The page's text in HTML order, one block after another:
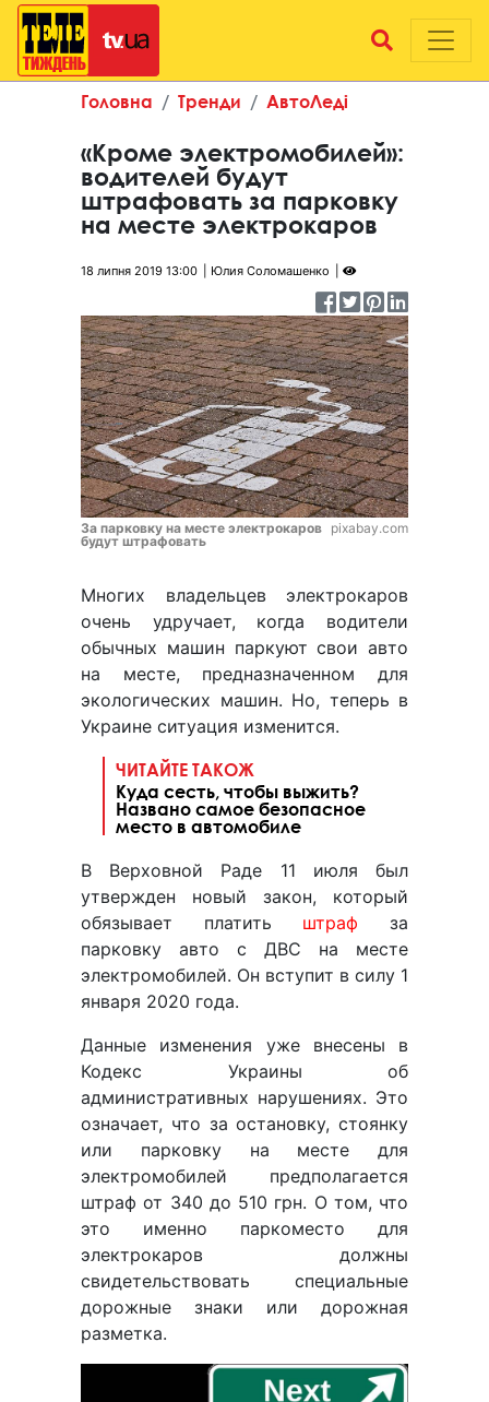
Головна Тренди АвтоЛеді
«Кроме электромобилей»:
водителей будут
штрафовать за парковку
на месте электрокаров
18 липня 2019 13:00 Юлия Соломашенко
За парковку на месте электрокаров
будут штрафовать
pixabay.com
Многих владельцев электрокаров
очень удручает, когда водители
обычных машин паркуют свои авто
на месте, предназначенном для
экологических машин. Но, теперь в
Украине ситуация изменится.
ЧИТАЙТЕ ТАКОЖ
Куда сесть, чтобы выжить?
Названо самое безопасное
место в автомобиле
В Верховной Раде 11 июля был
утвержден новый закон, который
обязывает платить штраф за
парковку авто с ДВС на месте
электромобилей. Он вступит в силу 1
января 2020 года.
Данные изменения уже внесены в
Кодекс Украины об
административных нарушениях. Это
означает, что за остановку, стоянку
или парковку на месте для
электромобилей предполагается
штраф от 340 до 510 грн. О том, что
это именно паркоместо для
электрокаров должны
свидетельствовать специальные
дорожные знаки или дорожная
разметка.